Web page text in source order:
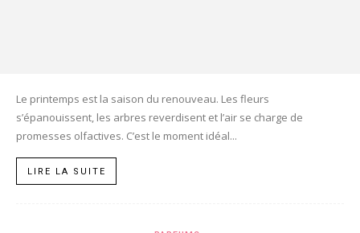
Le printemps est la saison du renouveau. Les fleurs
s’épanouissent, les arbres reverdisent et l’air se charge de
promesses olfactives. C’est le moment idéal...
LIRE LA SUITE